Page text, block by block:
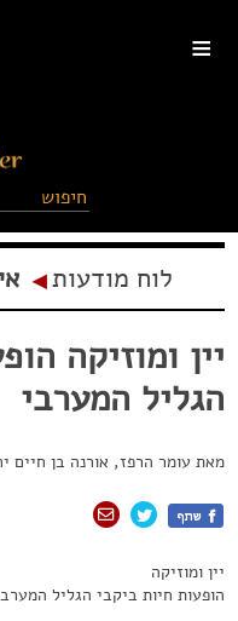
≡
לוח מודעות◂
יין ומוזיקה
הגליל המערבי
מאתעומר הרפז, אורנה בן חיים
יין ומוזיקה
הופעות חיות ביקבי הגליל